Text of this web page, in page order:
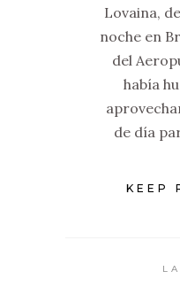
Lovaina,
noche en
del
había
de día
KEEP